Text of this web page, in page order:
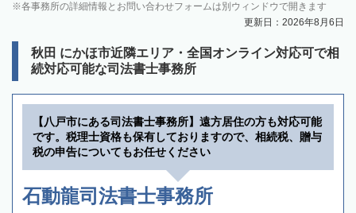
各事務所の詳細情報とお問い合わせフォームは別ウィンドウで開きます
更新日：2026年8月6日
秋田 にかほ市近隣エリア・全国オンライン対応可で相
続対応可能な司法書士事務所
【八戸市にある司法書士事務所】遠方居住の方も対応可能
です。税理士資格も保有しておりますので、相続税、贈与
税の申告についてもお任せください
石動龍司法書士事務所